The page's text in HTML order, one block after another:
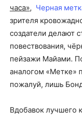
часа», Черная
зрителя
создатели делают
повествования,
пейзажи Майами.
аналогом «Метке»
пожалуй, лишь
Вдобавок лучшего